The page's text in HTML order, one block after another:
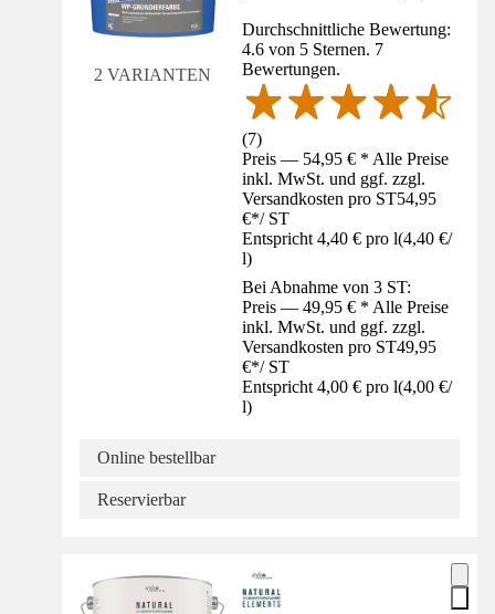
2 VARIANTEN
Durchschnittliche Bewertung:
4.6 von 5 Sternen. 7
Bewertungen.
(7)
Preis — 54,95 € * Alle Preise
inkl. MwSt. und ggf. zzgl.
Versandkosten pro ST54,95
€*/ ST
Entspricht 4,40 € pro l(4,40 €/
l)
Bei Abnahme von 3 ST:
Preis — 49,95 € * Alle Preise
inkl. MwSt. und ggf. zzgl.
Versandkosten pro ST49,95
€*/ ST
Entspricht 4,00 € pro l(4,00 €/
l)
Online bestellbar
Reservierbar